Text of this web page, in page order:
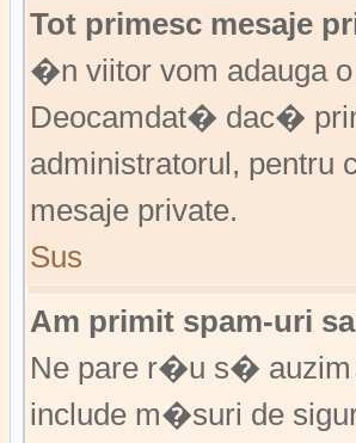
Tot primesc mesaje
�n viitor vom adauga
Deocamdat� dac�
administratorul,
mesaje private.
Sus
Am primit spam-uri
Ne pare r�u s� auzim
include m�suri de